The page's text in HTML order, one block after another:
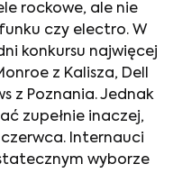
rockowe, ale nie
czy electro. W
konkursu najwięcej
z Kalisza, Dell
z Poznania. Jednak
zupełnie inaczej,
Internauci
wyborze